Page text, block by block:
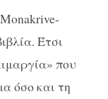
Έτσι
που
όσο και τη